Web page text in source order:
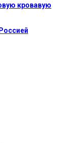
кровавую